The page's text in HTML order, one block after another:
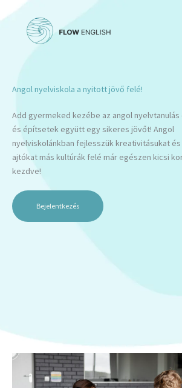
to
content
Angol nyelviskola a nyitott jövő felé!
Add gyermeked kezébe az angol
és építsetek együtt egy sikeres jövőt! Angol
nyelviskolánkban fejlesszük kreativitásukat
ajtókat más kultúrák felé már egészen kicsi
kezdve!
Bejelentkezés